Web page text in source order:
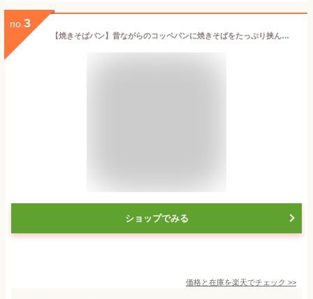
no. 3
【焼きそばパン】昔ながらのコッペパンに焼きそばをたっぷり挟んだ懐かしい惣菜パン
ショップでみる
価格と在庫を楽天でチェック >>